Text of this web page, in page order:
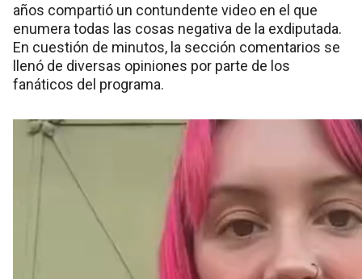
años compartió un contundente video en el que
enumera todas las cosas negativa de la exdiputada.
En cuestión de minutos, la sección comentarios se
llenó de diversas opiniones por parte de los
fanáticos del programa.